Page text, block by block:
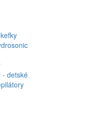
- detské